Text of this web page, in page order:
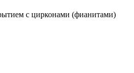
с цирконами (фианитами)